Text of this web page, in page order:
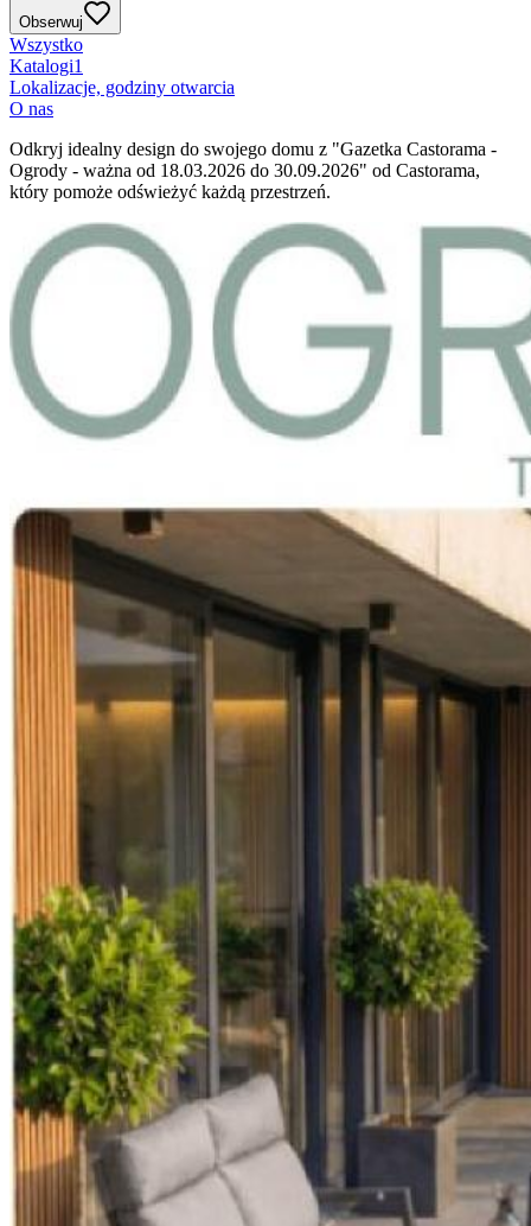
Obserwuj
Wszystko
Katalogi1
Lokalizacje, godziny otwarcia
O nas
Odkryj idealny design do swojego domu z "Gazetka Castorama -
Ogrody - ważna od 18.03.2026 do 30.09.2026" od Castorama,
który pomoże odświeżyć każdą przestrzeń.